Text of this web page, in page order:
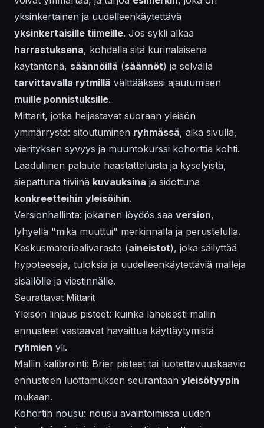
yksinkertainen ja uudelleenkäytettävä
yksinkertaisille tiimeille. Jos sykli alkaa
harrastuksena, kohdella sitä kurinalaisena
käytäntönä, säännöillä (säännöt) ja selvällä
tarvittavalla rytmillä välttääksesi ajautumisen
muille ponnistuksille.
Mittarit, jotka heijastavat suoraan yleisön
ymmärrystä: sitoutuminen ryhmässä, aika sivulla,
vierityksen syvyys ja muuntokurssi kohorttia kohti.
Laadullinen palaute haastatteluista ja kyselyistä,
siepattuna tiiviinä kuvauksina ja sidottuna
konkreetteihin yleisöihin.
Versionhallinta: jokainen löydös saa version,
lyhyellä "mikä muuttui" merkinnällä ja perustelulla.
Keskusmateriaalivarasto (aineistot), joka säilyttää
hypoteeseja, tuloksia ja uudelleenkäytettäviä malleja
sisällölle ja viestinnälle.
Seurattavat Mittarit
Yleisön linjaus pisteet: kuinka läheisesti mallin
ennusteet vastaavat havaittua käyttäytymistä
ryhmien yli.
Mallin kalibrointi: Brier pisteet tai luotettavuuskaavio
ennusteen luottamuksen seurantaan yleisötyypin
mukaan.
Kohortin nousu: nousu avaintoimissa uuden